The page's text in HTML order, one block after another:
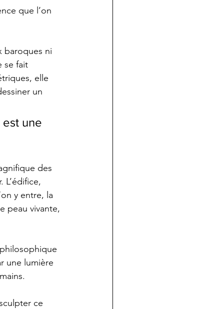
que l’on
baroques ni
se fait
elle
un
une
des
L’édifice,
y entre, la
peau vivante,
une lumière
ce